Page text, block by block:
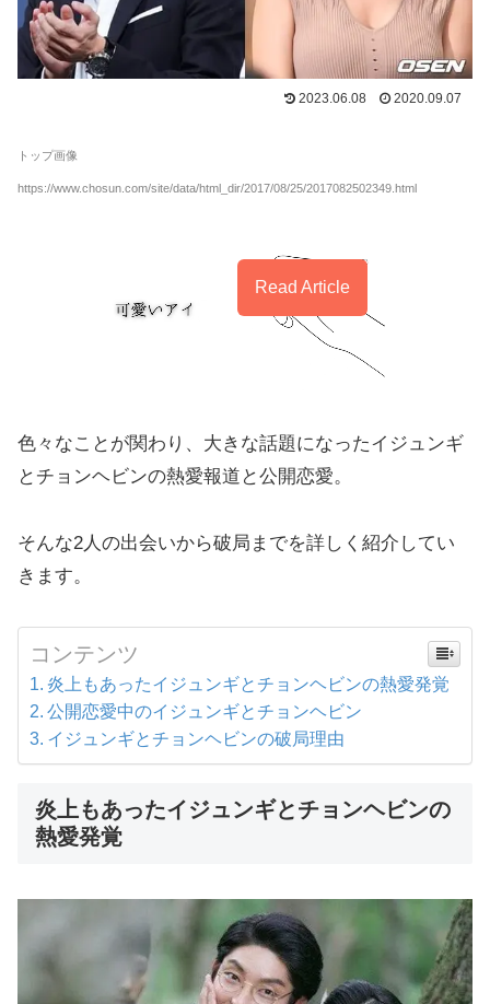
2023.06.08 2020.09.07
トップ画像
https://www.chosun.com/site/data/html_dir/2017/08/25/2017082502349.html
Read Article
色々なことが関わり、大きな話題になったイジュンギ
とチョンヘビンの熱愛報道と公開恋愛。
そんな2人の出会いから破局までを詳しく紹介してい
きます。
コンテンツ
炎上もあったイジュンギとチョンヘビンの熱愛発覚
公開恋愛中のイジュンギとチョンヘビン
イジュンギとチョンヘビンの破局理由
炎上もあったイジュンギとチョンヘビンの
熱愛発覚